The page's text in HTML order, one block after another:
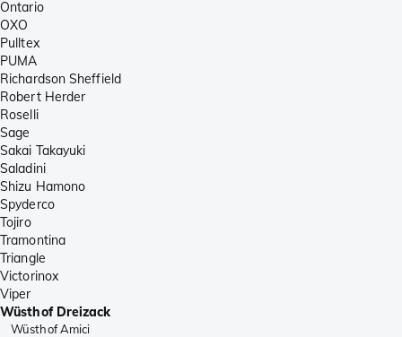
Ontario
OXO
Pulltex
PUMA
Richardson Sheffield
Robert Herder
Roselli
Sage
Sakai Takayuki
Saladini
Shizu Hamono
Spyderco
Tojiro
Tramontina
Triangle
Victorinox
Viper
Wüsthof Dreizack
Wüsthof Amici